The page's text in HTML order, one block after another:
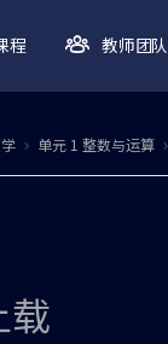
程 教师团队
单元 1 整数与运算
载